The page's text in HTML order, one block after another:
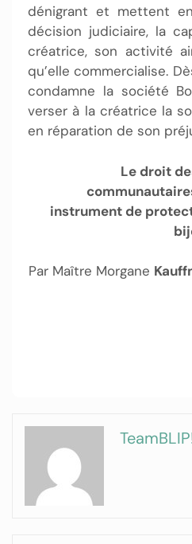
dénigrant et mettent
décision judiciaire, la
créatrice, son activité
qu’elle commercialise.
condamne la société
verser à la créatrice la
en réparation de son
Le droit
instrument de
Par Maître Morgane